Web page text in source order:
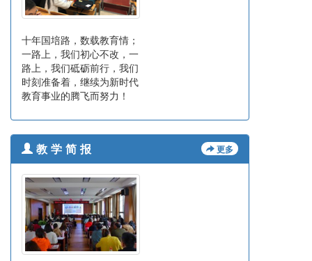
十年国培路，数载教育情；
一路上，我们初心不改，一
路上，我们砥砺前行，我们
时刻准备着，继续为新时代
教育事业的腾飞而努力！
教学简报 更多